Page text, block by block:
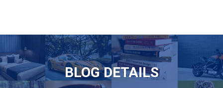
BLOG DETAILS